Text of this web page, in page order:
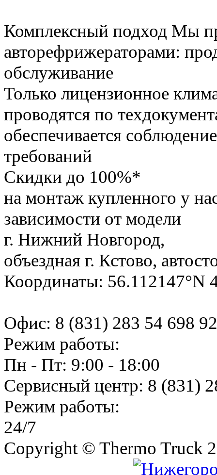
Комплексный подход Мы
авторефрижераторами:
обслуживание
Только лицензионное
проводятся по
обеспечивается
требований
Скидки до 100%*
на монтаж купленного у
зависимости от модели
г. Нижний Новгород,
объездная г. Кстово,
Координаты: 56.112147°N
Офис: 8 (831) 283 54 698
Режим работы:
Пн - Пт: 9:00 - 18:00
Сервисный центр: 8 (831)
Режим работы:
24/7
Copyright © Thermo Truck